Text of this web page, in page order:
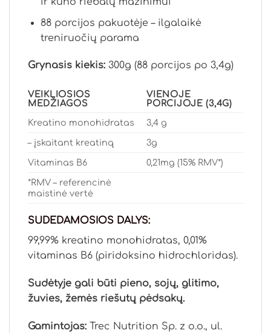
88 porcijos pakuotėje – ilgalaikė
treniruočių parama
Grynasis kiekis: 300g (88 porcijos po 3,4g)
VEIKLIOSIOS
MEDŽIAGOS
VIENOJE
PORCIJOJE (3,4G)
Kreatino monohidratas
3,4 g
– įskaitant kreatiną 3g
Vitaminas B6 0,21mg (15% RMV*)
*RMV – referencinė
maistinė vertė
SUDEDAMOSIOS DALYS:
99,99% kreatino monohidratas, 0,01%
vitaminas B6 (piridoksino hidrochloridas).
Sudėtyje gali būti pieno, sojų, glitimo,
žuvies, žemės riešutų pėdsakų.
Gamintojas: Trec Nutrition Sp. z o.o., ul.